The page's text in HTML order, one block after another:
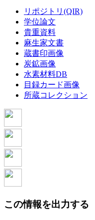
リポジトリ(QIR)
学位論文
貴重資料
麻生家文書
蔵書印画像
炭鉱画像
水素材料DB
目録カード画像
所蔵コレクション
この情報を出力する